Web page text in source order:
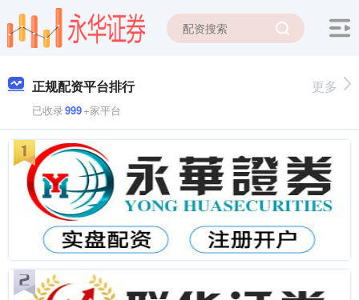
正规配资平台排行
已收录999+家平台
更多